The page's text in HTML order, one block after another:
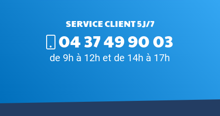
SERVICE CLIENT 5J/7
04 37 49 90 03
de 9h à 12h et de 14h à 17h